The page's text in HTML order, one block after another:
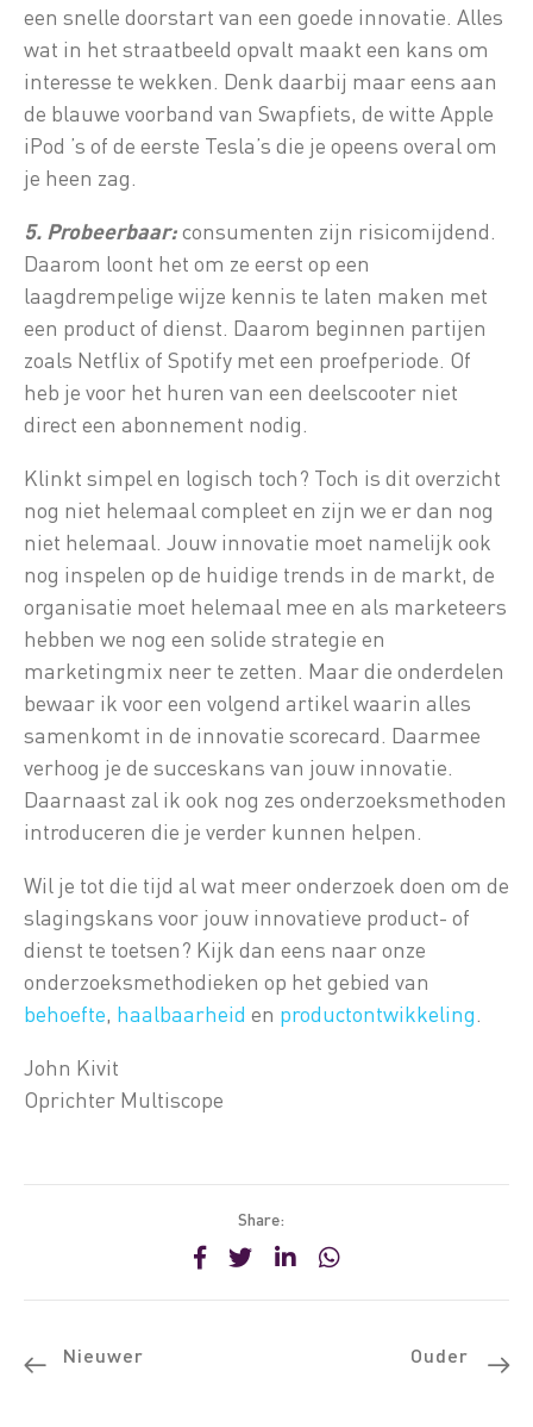
een snelle doorstart van een goede innovatie. Alles
wat in het straatbeeld opvalt maakt een kans om
interesse te wekken. Denk daarbij maar eens aan
de blauwe voorband van Swapfiets, de witte Apple
iPod ’s of de eerste Tesla’s die je opeens overal om
je heen zag.
5. Probeerbaar:consumenten zijn risicomijdend.
Daarom loont het om ze eerst op een
laagdrempelige wijze kennis te laten maken met
een product of dienst. Daarom beginnen partijen
zoals Netflix of Spotify met een proefperiode. Of
heb je voor het huren van een deelscooter niet
direct een abonnement nodig.
Klinkt simpel en logisch toch? Toch is dit overzicht
nog niet helemaal compleet en zijn we er dan nog
niet helemaal. Jouw innovatie moet namelijk ook
nog inspelen op de huidige trends in de markt, de
organisatie moet helemaal mee en als marketeers
hebben we nog een solide strategie en
marketingmix neer te zetten. Maar die onderdelen
bewaar ik voor een volgend artikel waarin alles
samenkomt in de innovatie scorecard. Daarmee
verhoog je de succeskans van jouw innovatie.
Daarnaast zal ik ook nog zes onderzoeksmethoden
introduceren die je verder kunnen helpen.
Wil je tot die tijd al wat meer onderzoek doen om de
slagingskans voor jouw innovatieve product- of
dienst te toetsen? Kijk dan eens naar onze
onderzoeksmethodieken op het gebied van
behoefte, haalbaarheid en productontwikkeling
John Kivit
Oprichter Multiscope
Share:
Nieuwer Ouder